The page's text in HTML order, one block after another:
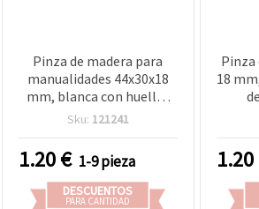
Pinza de madera para
manualidades 44x30x18
mm, blanca con huellas
de pies azules
Sku: 121241
1.20€ 1-9 pieza
DESCUENTOS
PARA CANTIDAD
Pinza
18
1.20